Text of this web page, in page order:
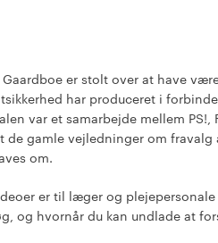
er stolt over at have
har produceret i
var et samarbejde mellem
de gamle vejledninger om
om.
er til læger og
og hvornår du kan undlade at